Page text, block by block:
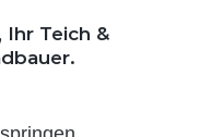
Ihr Teich &